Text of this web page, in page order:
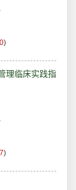
)
理临床实践指
)